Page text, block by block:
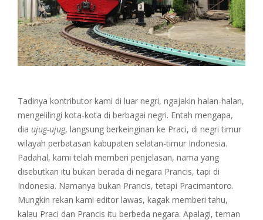
Tadinya kontributor kami di luar negri, ngajakin halan-halan,
mengelilingi kota-kota di berbagai negri. Entah mengapa,
dia ujug-ujug, langsung berkeinginan ke Praci, di negri timur
wilayah perbatasan kabupaten selatan-timur Indonesia.
Padahal, kami telah memberi penjelasan, nama yang
disebutkan itu bukan berada di negara Prancis, tapi di
Indonesia. Namanya bukan Prancis, tetapi Pracimantoro.
Mungkin rekan kami editor lawas, kagak memberi tahu,
kalau Praci dan Prancis itu berbeda negara. Apalagi, teman